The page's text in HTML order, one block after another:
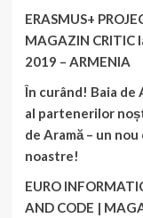
ERASMUS+
MAGAZIN CRITIC
2019 – ARMENIA
În curând! Baia de
al partenerilor
de Aramă – un
noastre!
EURO
AND CODE |